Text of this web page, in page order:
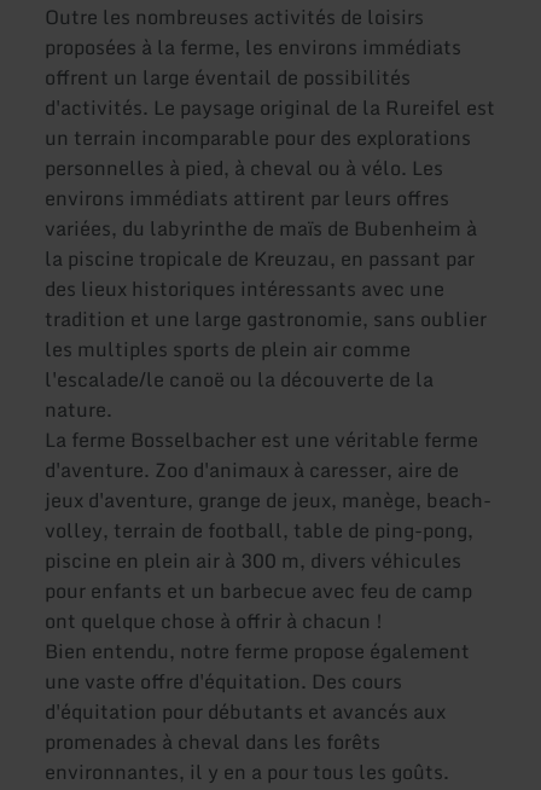
Outre les nombreuses activités de loisirs
proposées à la ferme, les environs immédiats
offrent un large éventail de possibilités
d'activités. Le paysage original de la Rureifel est
un terrain incomparable pour des explorations
personnelles à pied, à cheval ou à vélo. Les
environs immédiats attirent par leurs offres
variées, du labyrinthe de maïs de Bubenheim à
la piscine tropicale de Kreuzau, en passant par
des lieux historiques intéressants avec une
tradition et une large gastronomie, sans oublier
les multiples sports de plein air comme
l'escalade/le canoë ou la découverte de la
nature.
La ferme Bosselbacher est une véritable ferme
d'aventure. Zoo d'animaux à caresser, aire de
jeux d'aventure, grange de jeux, manège, beach-
volley, terrain de football, table de ping-pong,
piscine en plein air à 300 m, divers véhicules
pour enfants et un barbecue avec feu de camp
ont quelque chose à offrir à chacun !
Bien entendu, notre ferme propose également
une vaste offre d'équitation. Des cours
d'équitation pour débutants et avancés aux
promenades à cheval dans les forêts
environnantes, il y en a pour tous les goûts.